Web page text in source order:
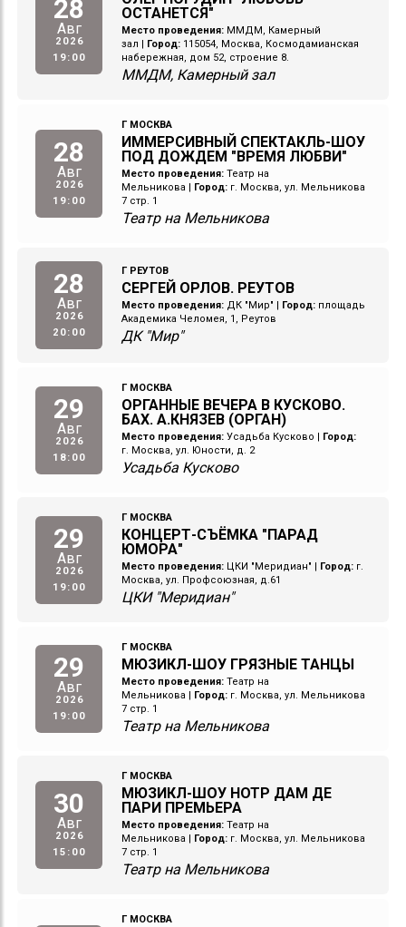
28
Авг
2026
19:00
ОСТАНЕТСЯ"
Место проведения: ММДМ, Камерный
зал
Город: 115054, Москва, Космодамианская
набережная, дом 52, строение 8.
ММДМ, Камерный зал
28
Авг
2026
19:00
Г МОСКВА
ИММЕРСИВНЫЙ СПЕКТАКЛЬ-ШОУ
ПОД ДОЖДЕМ "ВРЕМЯ ЛЮБВИ"
Место проведения: Театр на
Мельникова
Город: г. Москва, ул. Мельникова
7 стр. 1
Театр на Мельникова
28
Авг
2026
20:00
Г РЕУТОВ
СЕРГЕЙ ОРЛОВ. РЕУТОВ
Место проведения: ДК "Мир" | Город: площадь
Академика Челомея, 1, Реутов
ДК "Мир"
29
Авг
2026
18:00
Г МОСКВА
ОРГАННЫЕ ВЕЧЕРА В КУСКОВО.
БАХ. А.КНЯЗЕВ (ОРГАН)
Место проведения: Усадьба Кусково
Город:
г. Москва, ул. Юности, д. 2
Усадьба Кусково
29
Авг
2026
19:00
Г МОСКВА
КОНЦЕРТ-СЪЁМКА "ПАРАД
ЮМОРА"
Место проведения: ЦКИ "Меридиан" Город: г.
Москва, ул. Профсоюзная, д.61
ЦКИ "Меридиан"
29
Авг
2026
19:00
Г МОСКВА
МЮЗИКЛ-ШОУ ГРЯЗНЫЕ ТАНЦЫ
Место проведения: Театр на
Мельникова
Город: г. Москва, ул. Мельникова
7 стр. 1
Театр на Мельникова
30
Авг
2026
15:00
Г МОСКВА
МЮЗИКЛ-ШОУ НОТР ДАМ ДЕ
ПАРИ ПРЕМЬЕРА
Место проведения: Театр на
Мельникова
Город: г. Москва, ул. Мельникова
7 стр. 1
Театр на Мельникова
Г МОСКВА